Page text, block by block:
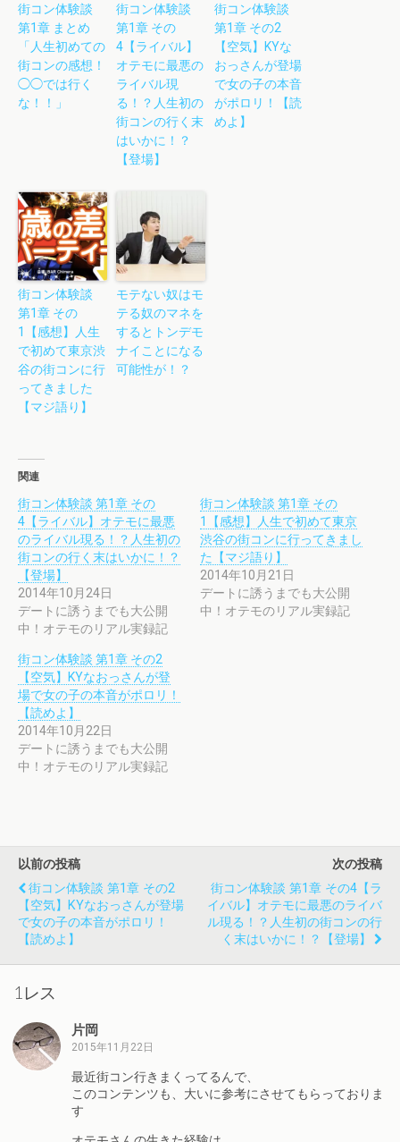
街コン体験談
第1章 まとめ
「人生初めての
街コンの感想！
◯◯では行く
な！！」
街コン体験談
第1章 その
4【ライバル】
オテモに最悪の
ライバル現
る！？人生初の
街コンの行く末
はいかに！？
【登場】
街コン体験談
第1章 その2
【空気】KYな
おっさんが登場
で女の子の本音
がポロリ！【読
めよ】
街コン体験談
第1章 その
1【感想】人生
で初めて東京渋
谷の街コンに行
ってきました
【マジ語り】
モテない奴はモ
テる奴のマネを
するとトンデモ
ナイことになる
可能性が！？
関連
街コン体験談 第1章 その
4【ライバル】オテモに最悪
のライバル現る！？人生初の
街コンの行く末はいかに！？
【登場】
2014年10月24日
デートに誘うまでも大公開
中！オテモのリアル実録記
街コン体験談 第1章 その
1【感想】人生で初めて東京
渋谷の街コンに行ってきまし
た【マジ語り】
2014年10月21日
デートに誘うまでも大公開
中！オテモのリアル実録記
街コン体験談 第1章 その2
【空気】KYなおっさんが登
場で女の子の本音がポロリ！
【読めよ】
2014年10月22日
デートに誘うまでも大公開
中！オテモのリアル実録記
以前の投稿
街コン体験談 第1章 その2
【空気】KYなおっさんが登場
で女の子の本音がポロリ！
【読めよ】
次の投稿
街コン体験談 第1章 その4【ラ
イバル】オテモに最悪のライバ
ル現る！？人生初の街コンの行
く末はいかに！？【登場】
1レス
片岡
2015年11月22日
最近街コン行きまくってるんで、
このコンテンツも、大いに参考にさせてもらっておりま
す